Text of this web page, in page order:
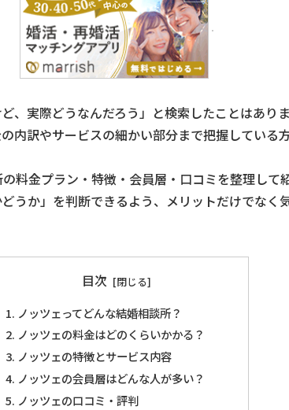
、実際どうなんだろう」と検索したことはあり
内訳やサービスの細かい部分まで把握している
料金プラン・特徴・会員層・口コミを整理して
うか」を判断できるよう、メリットだけでなく
目次
ノッツェってどんな結婚相談所？
ノッツェの料金はどのくらいかかる？
ノッツェの特徴とサービス内容
ノッツェの会員層はどんな人が多い？
ノッツェの口コミ・評判